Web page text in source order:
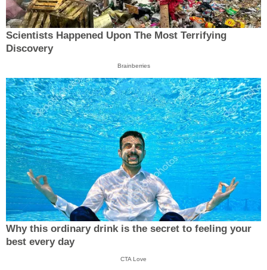
Scientists Happened Upon The Most Terrifying
Discovery
Brainberries
Why this ordinary drink is the secret to feeling your
best every day
CTA Love